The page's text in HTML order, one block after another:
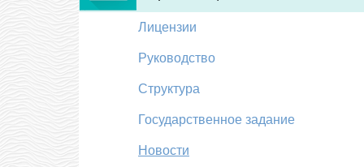
Лицензии
Руководство
Структура
Государственное задание
Новости